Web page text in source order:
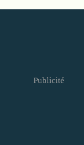
Publicité